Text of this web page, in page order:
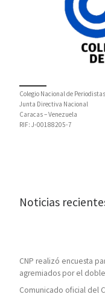
Colegio Nacional de Periodistas
Junta Directiva Nacional
Caracas – Venezuela
RIF: J-00188205-7
Noticias
CNP realizó encuesta
agremiados por el
Comunicado oficial del